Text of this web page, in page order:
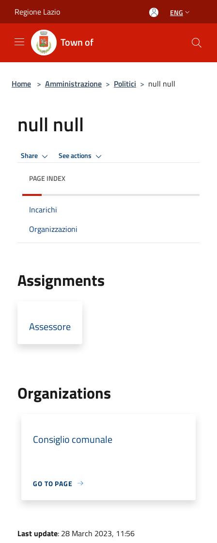
Regione Lazio ENG
Town of
Home > Amministrazione > Politici > null null
null null
Share See actions
PAGE INDEX
Incarichi
Organizzazioni
Assignments
Assessore
Organizations
Consiglio comunale
GO TO PAGE
Last update: 28 March 2023, 11:56